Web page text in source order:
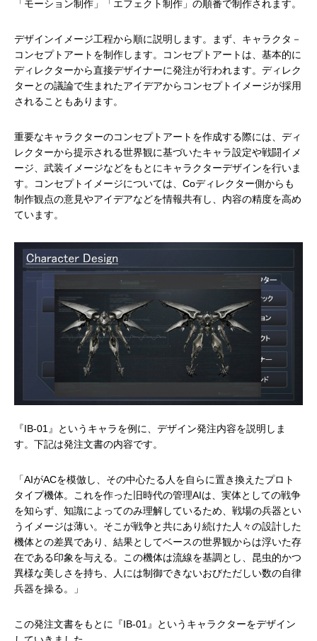
「モーション制作」「エフェクト制作」の順番で制作されます。
デザインイメージ工程から順に説明します。まず、キャラクタ－
コンセプトアートを制作します。コンセプトアートは、基本的に
ディレクターから直接デザイナーに発注が行われます。ディレク
ターとの議論で生まれたアイデアからコンセプトイメージが採用
されることもあります。
重要なキャラクターのコンセプトアートを作成する際には、ディ
レクターから提示される世界観に基づいたキャラ設定や戦闘イメ
ージ、武装イメージなどをもとにキャラクターデザインを行いま
す。コンセプトイメージについては、Coディレクター側からも
制作観点の意見やアイデアなどを情報共有し、内容の精度を高め
ています。
『IB-01』というキャラを例に、デザイン発注内容を説明しま
す。下記は発注文書の内容です。
「AIがACを模倣し、その中心たる人を自らに置き換えたプロト
タイプ機体。これを作った旧時代の管理AIは、実体としての戦争
を知らず、知識によってのみ理解しているため、戦場の兵器とい
うイメージは薄い。そこが戦争と共にあり続けた人々の設計した
機体との差異であり、結果としてベースの世界観からは浮いた存
在である印象を与える。この機体は流線を基調とし、昆虫的かつ
異様な美しさを持ち、人には制御できないおびただしい数の自律
兵器を操る。」
この発注文書をもとに『IB-01』というキャラクターをデザイン